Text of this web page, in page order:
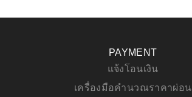
PAYMENT
แจ้งโอนเงิน
เครื่องมือคำนวณราคาผ่อน